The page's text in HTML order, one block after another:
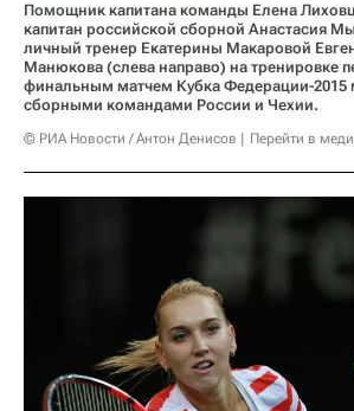
Помощник капитана команды Елена
капитан российской сборной Анастасия
личный тренер Екатерины Макаровой
Манюкова (слева направо) на тренировке
финальным матчем Кубка Федерации-2015
сборными командами России и Чехии.
© РИА Новости / Антон Денисов Перейти в